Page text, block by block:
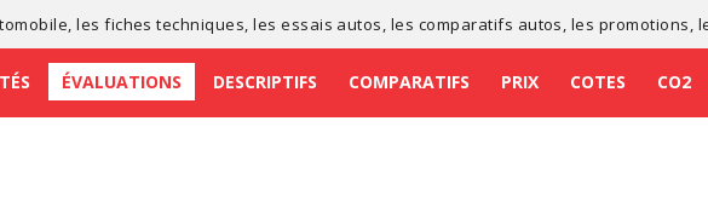
, lesfiches techniques , lesessais autos , les comparatifs autos , les promotions ,
ÉVALUATIONS DESCRIPTIFS COMPARATIFS PRIX COTES CO2